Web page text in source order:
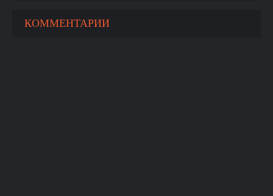
КОММЕНТАРИИ